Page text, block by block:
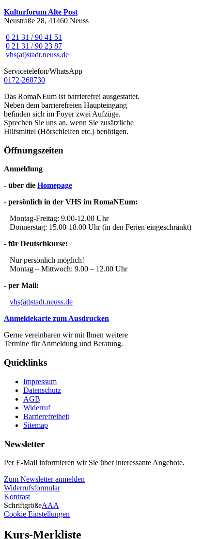
Kulturforum Alte Post
Neustraße 28, 41460 Neuss
0 21 31 / 90 41 51
0 21 31 / 90 23 87
vhs(at)stadt.neuss.de
Servicetelefon/WhatsApp
0172-268730
Das RomaNEum ist barrierefrei ausgestattet.
Neben dem barrierefreien Haupteingang
befinden sich im Foyer zwei Aufzüge.
Sprechen Sie uns an, wenn Sie zusätzliche
Hilfsmittel (Hörschleifen etc.) benötigen.
Öffnungszeiten
Anmeldung
- über die Homepage
- persönlich in der VHS im RomaNEum:
Montag-Freitag: 9.00-12.00 Uhr
Donnerstag: 15.00-18.00 Uhr (in den Ferien eingeschränkt)
- für Deutschkurse:
Nur persönlich möglich!
Montag – Mittwoch: 9.00 – 12.00 Uhr
- per Mail:
vhs(at)stadt.neuss.de
Anmeldekarte zum Ausdrucken
Gerne vereinbaren wir mit Ihnen weitere
Termine für Anmeldung und Beratung.
Quicklinks
Impressum
Datenschutz
AGB
Widerruf
Barrierefreiheit
Sitemap
Newsletter
Per E-Mail informieren wir Sie über interessante Angebote.
Zum Newsletter anmelden
Widerrufsformular
Kontrast
SchriftgrößeAAA
Cookie Einstellungen
Kurs-Merkliste